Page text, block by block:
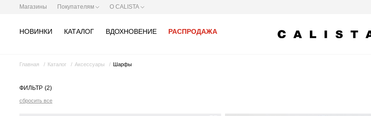
Магазины Покупателям О CALISTA
НОВИНКИ КАТАЛОГ ВДОХНОВЕНИЕ РАСПРОДАЖА
Главная Каталог Аксессуары Шарфы
ФИЛЬТР (2)
сбросить все